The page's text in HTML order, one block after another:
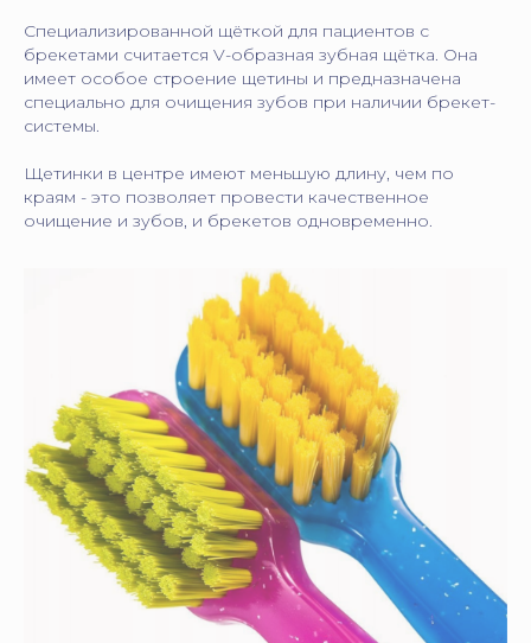
Специализированной щёткой для пациентов с
брекетами считается V-образная зубная щётка. Она
имеет особое строение щетины и предназначена
специально для очищения зубов при наличии брекет-
системы.
Щетинки в центре имеют меньшую длину, чем по
краям - это позволяет провести качественное
очищение и зубов, и брекетов одновременно.